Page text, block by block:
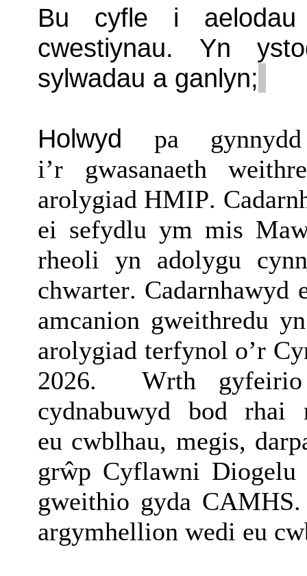
Bu cyfle i aelodau
cwestiynau. Yn
sylwadau a ganlyn;
Holwyd pa gynnydd
i’r gwasanaeth
arolygiad HMIP.
ei sefydlu ym mis
rheoli yn adolygu
chwarter. Cadarnhawyd
amcanion gweithredu
arolygiad terfynol o’r
2026.
Wrth
cydnabuwyd bod rhai
eu cwblhau, megis,
grŵp Cyflawni
gweithio gyda CAMHS.
argymhellion wedi eu